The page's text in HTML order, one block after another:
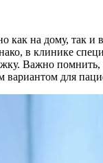
как на дому, так
в клинике
Важно
для